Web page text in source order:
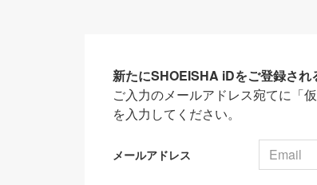
新たにSHOEISHA iDをご登録され
ご入力のメールアドレス宛てに「
を入力してください。
メールアドレス